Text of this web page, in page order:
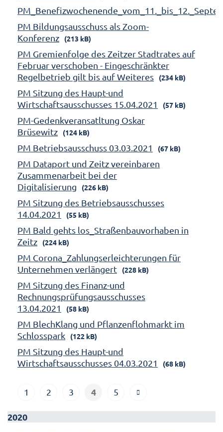
PM Bildungsausschuss als Zoom-
Konferenz
(213 kB)
PM Gremienfolge des Zeitzer Stadtrates auf
Februar verschoben - Eingeschränkter
Regelbetrieb gilt bis auf Weiteres
(234 kB)
PM Sitzung des Haupt-und
Wirtschaftsausschusses 15.04.2021
(57 kB)
PM-Gedenkveransatltung Oskar
Brüsewitz
(124 kB)
PM Betriebsausschuss 03.03.2021 (67 kB)
PM Dataport und Zeitz vereinbaren
Zusammenarbeit bei der
Digitalisierung
(226 kB)
PM Sitzung des Betriebsausschusses
14.04.2021
(55 kB)
PM Bald gehts los_Straßenbauvorhaben in
Zeitz
(224 kB)
PM Corona_Zahlungserleichterungen für
Unternehmen verlängert
(228 kB)
PM Sitzung des Finanz-und
Rechnungsprüfungsausschusses
13.04.2021
(58 kB)
PM BlechKlang und Pflanzenflohmarkt im
Schlosspark
(122 kB)
PM Sitzung des Haupt-und
Wirtschaftsausschusses 04.03.2021
(68 kB)
1 2 3 4 5
2020